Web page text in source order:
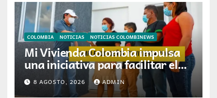
COLOMBIA NOTICIAS NOTICIAS COLOMBINEWS
Mi Vivienda Colombia impulsa
una iniciativa para facilitar el
acceso a la vivienda de familias
colombianas
8 AGOSTO, 2026 ADMIN